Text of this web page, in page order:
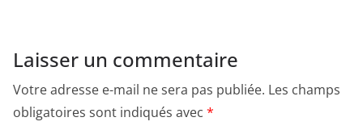
Laisser un commentaire
Votre adresse e-mail ne sera pas publiée. Les champs
obligatoires sont indiqués avec *